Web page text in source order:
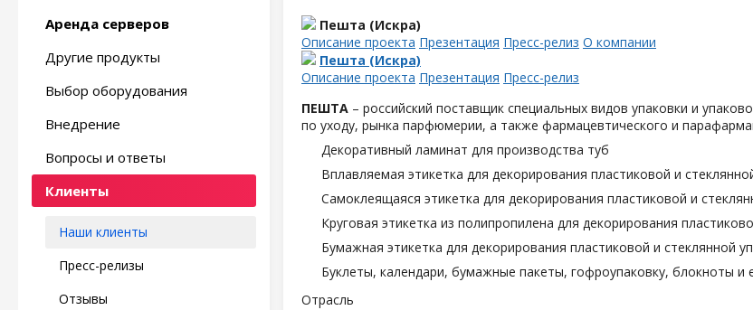
Аренда серверов
Другие продукты
Выбор оборудования
Внедрение
Вопросы и ответы
Клиенты
Наши клиенты
Пресс-релизы
Отзывы
Пешта (Искра)
Описание проекта Презентация Пресс-релиз О компании
Пешта (Искра)
Описание проекта Презентация Пресс-релиз
ПЕШТА – российский поставщик специальных видов упаковки и
по уходу, рынка парфюмерии, а также фармацевтического и
Декоративный ламинат для производства туб
Вплавляемая этикетка для декорирования пластиковой и
Самоклеящаяся этикетка для декорирования пластиковой и
Круговая этикетка из полипропилена для декорирования
Бумажная этикетка для декорирования пластиковой и стеклянной
Буклеты, календари, бумажные пакеты, гофроупаковку, блокноты и
Отрасль